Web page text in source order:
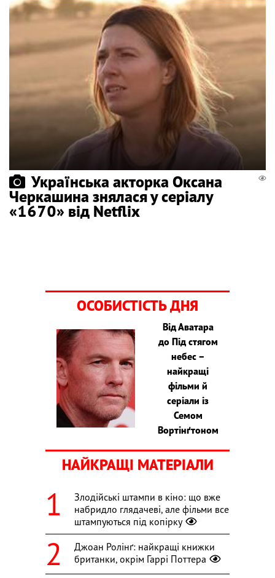
Українська акторка Оксана
Черкашина знялася у серіалу
«1670» від Netflix
ОСОБИСТІСТЬ ДНЯ
Від Аватара
до Під стягом
небес –
найкращі
фільми й
серіали із
Семом
Вортінґтоном
НАЙКРАЩІ МАТЕРІАЛИ
Злодійські штампи в кіно: що вже
набридло глядачеві, але фільми все
штампуються під копірку
Джоан Ролінґ: найкращі книжки
британки, окрім Гаррі Поттера